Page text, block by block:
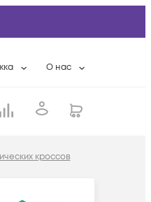
работы
О нас
Контактная
Партнеры
кроссов